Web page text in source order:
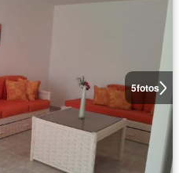
5fotos